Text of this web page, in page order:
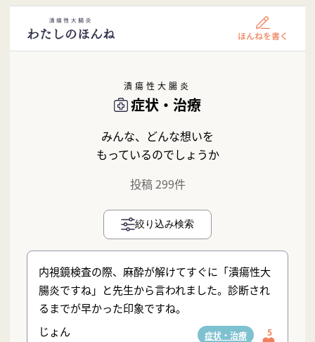
潰瘍性大腸炎
症状・治療
みんな、どんな想いを
もっているのでしょうか
投稿 299件
絞り込み検索
内視鏡検査の際、麻酔が解けてすぐに「潰瘍性大
腸炎ですね」と先生から言われました。診断され
るまでが早かった印象ですね。
じょん
症状・治療 5